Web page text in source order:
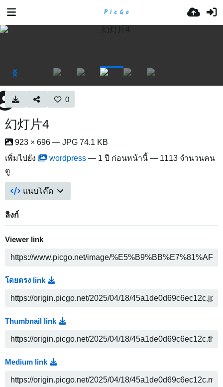
0
幻灯片4
923 × 696 — JPG 74.1 KB
เพิ่มไปยัง
wordpress — 1 ปี ก่อนหน้านี้ — 1113 จำนวนคน
ดู
แนบโค๊ด
ลิงก์
Viewer link
โดยตรง link
Thumbnail link
Medium link